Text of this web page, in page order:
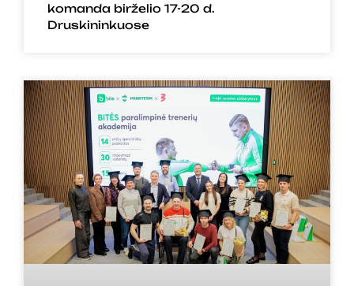
komanda birželio 17-20 d.
Druskininkuose